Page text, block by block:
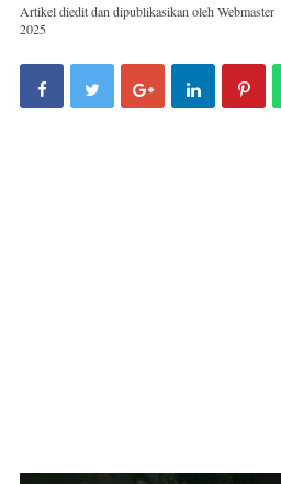
Artikel diedit dan dipublikasikan oleh Webmaster
2025